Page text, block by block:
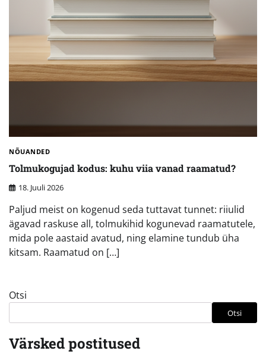
NÕUANDED
Tolmukogujad kodus: kuhu viia vanad raamatud?
18. Juuli 2026
Paljud meist on kogenud seda tuttavat tunnet: riiulid
ägavad raskuse all, tolmukihid kogunevad raamatutele,
mida pole aastaid avatud, ning elamine tundub üha
kitsam. Raamatud on […]
Otsi
Otsi
Värsked postitused